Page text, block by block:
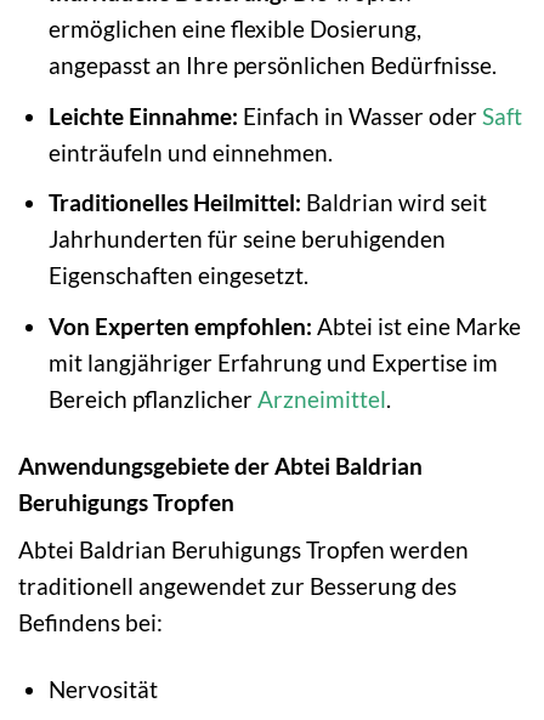
ermöglichen eine flexible Dosierung,
angepasst an Ihre persönlichen Bedürfnisse.
Leichte Einnahme: Einfach in Wasser oderSaft
einträufeln und einnehmen.
Traditionelles Heilmittel: Baldrian wird seit
Jahrhunderten für seine beruhigenden
Eigenschaften eingesetzt.
Von Experten empfohlen: Abtei ist eine Marke
mit langjähriger Erfahrung und Expertise im
Bereich pflanzlicherArzneimittel.
Anwendungsgebiete der Abtei Baldrian
Beruhigungs Tropfen
Abtei Baldrian Beruhigungs Tropfen werden
traditionell angewendet zur Besserung des
Befindens bei:
Nervosität